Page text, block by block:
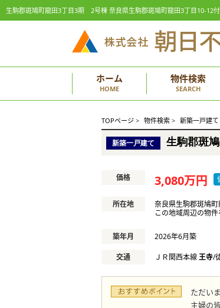
生駒郡斑鳩町龍田3丁目3期 2号棟 奈良県生駒郡斑鳩町龍田3丁目10-12
ホーム
HOME
物件検索
SEARCH
TOPページ > 物件検索 > 新築一戸建て
新築一戸建て 生駒郡斑
価格 3,080万円
所在地
奈良県生駒郡斑鳩
この地域周辺の物
築年月 2026年6月築
交通 ＪＲ関西本線王寺/
ただい
主婦の